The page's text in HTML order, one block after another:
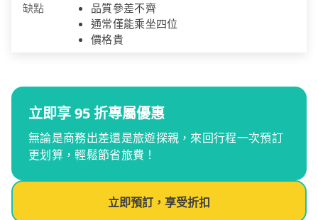
缺點
品質參差不齊
通常僅能乘坐四位
價格貴
立即享 95 折專屬優惠
無論是商務出差還是旅遊探親，來回行程一次預訂
更划算，輕鬆節省旅費！
立即預訂，享受折扣